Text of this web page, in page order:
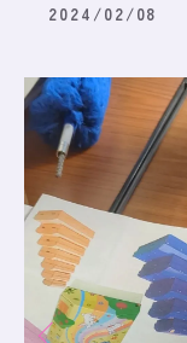
2024/02/08